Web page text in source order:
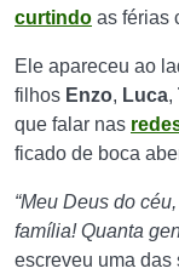
curtindo as férias
Ele apareceu ao
filhos Enzo, Luca,
que falar nas
ficado de boca
“Meu Deus do
família! Quanta
escreveu uma das